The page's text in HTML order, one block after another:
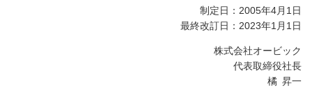
制定日：2005年4月1日
最終改訂日：2023年1月1日
株式会社オービック
代表取締役社長
橘 昇一